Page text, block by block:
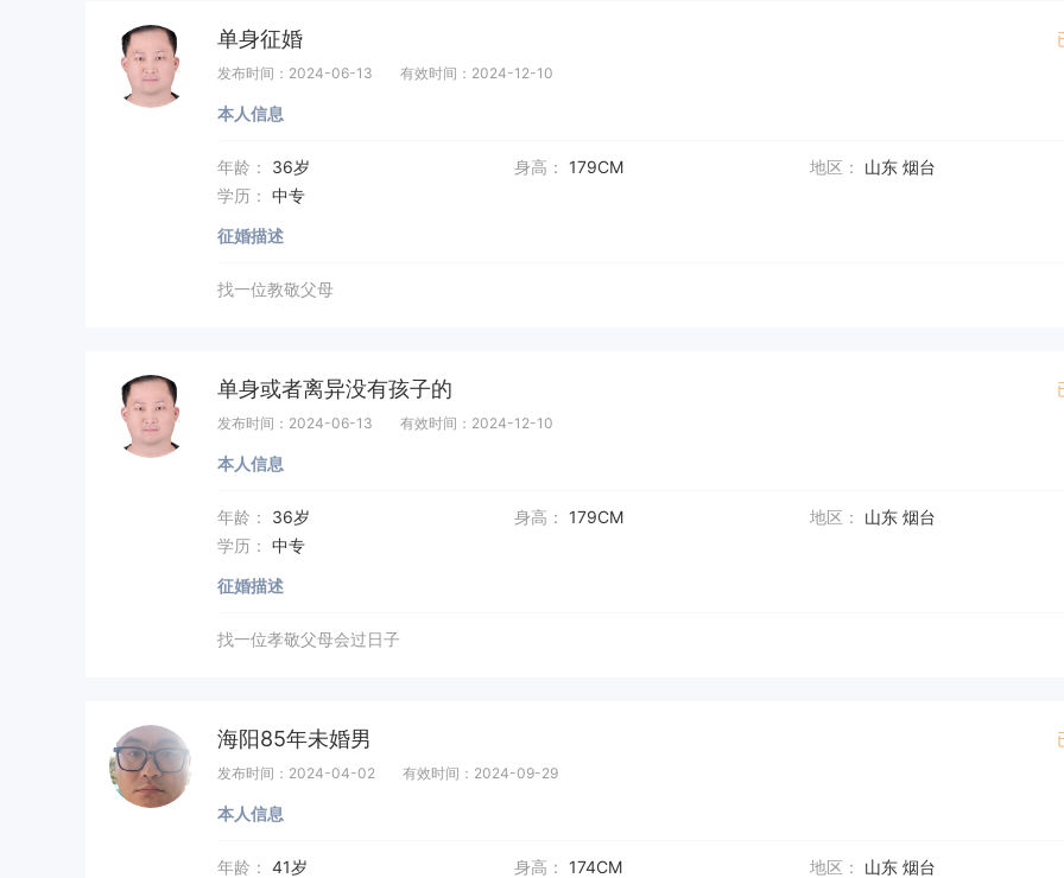
单身征婚
发布时间：2024-06-13 有效时间：2024-12-10
本人信息
年龄： 36岁 身高： 179CM 地区：
山东 烟台
学历： 中专
征婚描述
找一位教敬父母
单身或者离异没有孩子的
发布时间：2024-06-13 有效时间：2024-12-10
本人信息
年龄： 36岁 身高： 179CM 地区：
山东 烟台
学历： 中专
征婚描述
找一位孝敬父母会过日子
海阳85年未婚男
发布时间：2024-04-02 有效时间：2024-09-29
本人信息
年龄： 41岁 身高： 174CM 地区：
山东 烟台